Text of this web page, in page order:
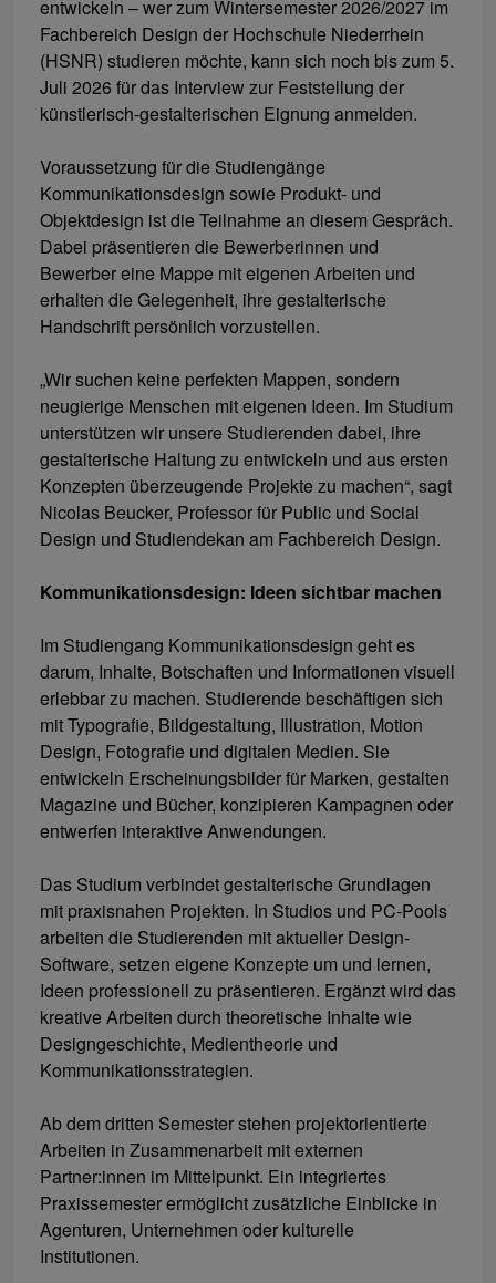
entwickeln – wer zum Wintersemester 2026/2027 im
Fachbereich Design der Hochschule Niederrhein
(HSNR) studieren möchte, kann sich noch bis zum 5.
Juli 2026 für das Interview zur Feststellung der
künstlerisch-gestalterischen Eignung anmelden.
Voraussetzung für die Studiengänge
Kommunikationsdesign sowie Produkt- und
Objektdesign ist die Teilnahme an diesem Gespräch.
Dabei präsentieren die Bewerberinnen und
Bewerber eine Mappe mit eigenen Arbeiten und
erhalten die Gelegenheit, ihre gestalterische
Handschrift persönlich vorzustellen.
„Wir suchen keine perfekten Mappen, sondern
neugierige Menschen mit eigenen Ideen. Im Studium
unterstützen wir unsere Studierenden dabei, ihre
gestalterische Haltung zu entwickeln und aus ersten
Konzepten überzeugende Projekte zu machen“, sagt
Nicolas Beucker, Professor für Public und Social
Design und Studiendekan am Fachbereich Design.
Kommunikationsdesign: Ideen sichtbar machen
Im Studiengang Kommunikationsdesign geht es
darum, Inhalte, Botschaften und Informationen visuell
erlebbar zu machen. Studierende beschäftigen sich
mit Typografie, Bildgestaltung, Illustration, Motion
Design, Fotografie und digitalen Medien. Sie
entwickeln Erscheinungsbilder für Marken, gestalten
Magazine und Bücher, konzipieren Kampagnen oder
entwerfen interaktive Anwendungen.
Das Studium verbindet gestalterische Grundlagen
mit praxisnahen Projekten. In Studios und PC-Pools
arbeiten die Studierenden mit aktueller Design-
Software, setzen eigene Konzepte um und lernen,
Ideen professionell zu präsentieren. Ergänzt wird das
kreative Arbeiten durch theoretische Inhalte wie
Designgeschichte, Medientheorie und
Kommunikationsstrategien.
Ab dem dritten Semester stehen projektorientierte
Arbeiten in Zusammenarbeit mit externen
Partner:innen im Mittelpunkt. Ein integriertes
Praxissemester ermöglicht zusätzliche Einblicke in
Agenturen, Unternehmen oder kulturelle
Institutionen.